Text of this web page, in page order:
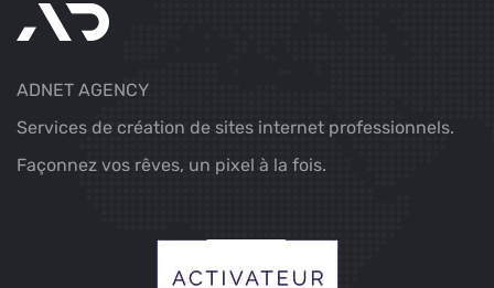
ADNET AGENCY
Services de création de sites internet professionnels.
Façonnez vos rêves, un pixel à la fois.